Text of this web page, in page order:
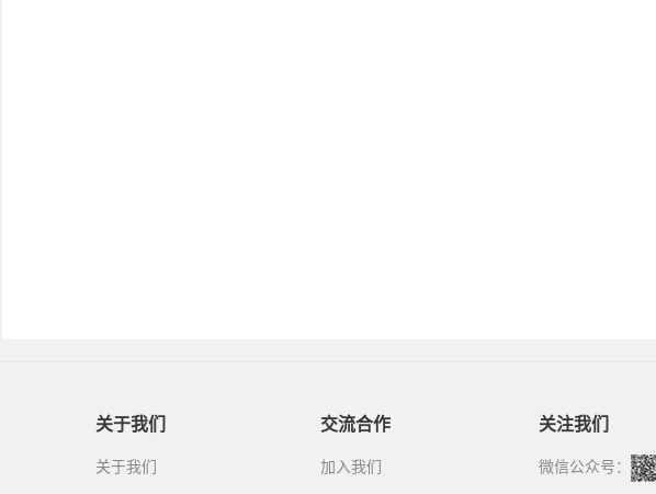
关于我们
关于我们
交流合作
加入我们
关注我们
微信公众号：